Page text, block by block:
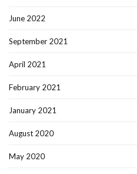
June 2022
September 2021
April 2021
February 2021
January 2021
August 2020
May 2020